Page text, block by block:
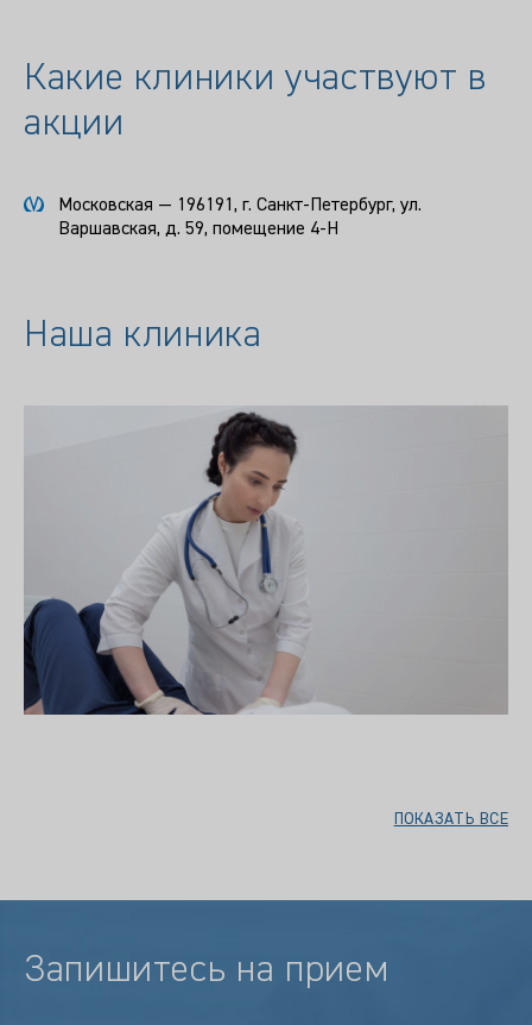
Какие клиники участвуют в
акции
Московская — 196191, г. Санкт-Петербург, ул.
Варшавская, д. 59, помещение 4-Н
Наша клиника
ПОКАЗАТЬ ВСЕ
Запишитесь на прием